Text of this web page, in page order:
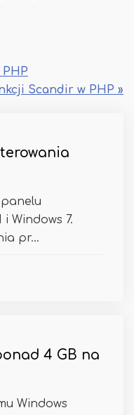
Scandir w PHP »
i Windows 7.
pr...
4 GB na
Windows